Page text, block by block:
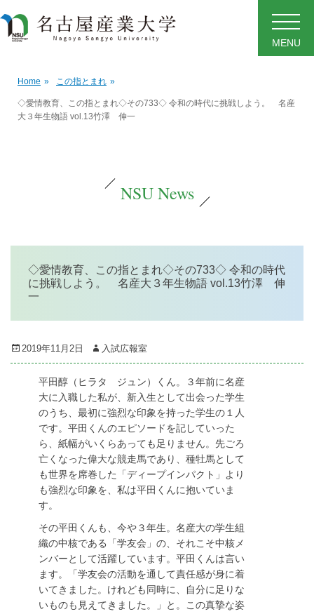
MENU
Home » この指とまれ »
◇愛情教育、この指とまれ◇その733◇ 令和の時代に挑戦しよう。 名産
大３年生物語 vol.13竹澤 伸一
NSU News
◇愛情教育、この指とまれ◇その733◇ 令和の時代
に挑戦しよう。 名産大３年生物語 vol.13竹澤 伸
一
Posted
on
2019年11月2日 Author
入試広報室
平田醇（ヒラタ ジュン）くん。３年前に名産
大に入職した私が、新入生として出会った学生
のうち、最初に強烈な印象を持った学生の１人
です。平田くんのエピソードを記していった
ら、紙幅がいくらあっても足りません。先ごろ
亡くなった偉大な競走馬であり、種牡馬として
も世界を席巻した「ディープインパクト」より
も強烈な印象を、私は平田くんに抱いていま
す。
その平田くんも、今や３年生。名産大の学生組
織の中核である「学友会」の、それこそ中核メ
ンバーとして活躍しています。平田くんは言い
ます。「学友会の活動を通して責任感が身に着
いてきました。けれども同時に、自分に足りな
いものも見えてきました。」と。この真摯な姿